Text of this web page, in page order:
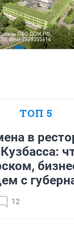
ТОП 5
в
с
12